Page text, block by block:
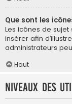
Que sont les
Les icônes de
insérer afin
administrateurs
Haut
Niveaux des